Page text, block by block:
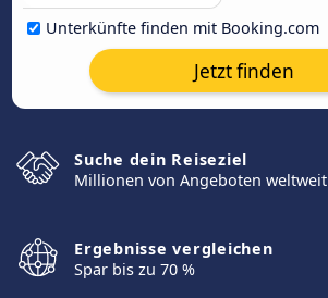
Unterkünfte finden mit Booking.com
Jetzt finden
Suche dein Reiseziel
Millionen von Angeboten weltweit
Ergebnisse vergleichen
Spar bis zu 70 %